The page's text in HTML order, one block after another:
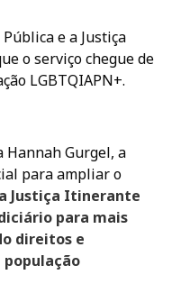
e a Justiça
o serviço chegue de
LGBTQIAPN+.
Hannah Gurgel, a
para ampliar o
Justiça Itinerante
para mais
direitos e
população